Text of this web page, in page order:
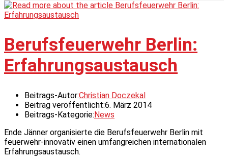
Berufsfeuerwehr Berlin:
Erfahrungsaustausch
Beitrags-Autor:Christian Doczekal
Beitrag veröffentlicht:6. März 2014
Beitrags-Kategorie: News
Ende Jänner organisierte die Berufsfeuerwehr Berlin mit
feuerwehr-innovativ einen umfangreichen internationalen
Erfahrungsaustausch.